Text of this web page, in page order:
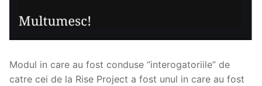
Modul in care au fost conduse “interogatoriile” de
catre cei de la Rise Project a fost unul in care au fost